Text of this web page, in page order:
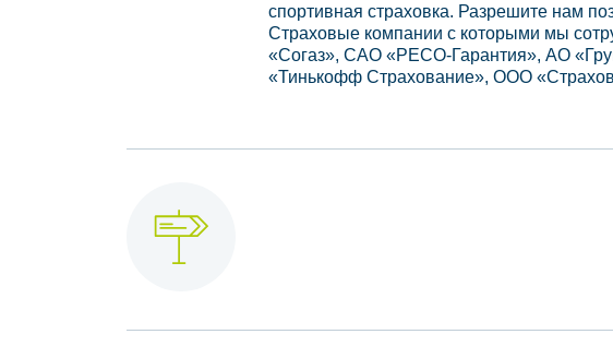
спортивная страховка. Разрешите нам
Страховые компании с которыми мы
«Согаз», САО «РЕСО-Гарантия», АО
«Тинькофф Страхование», ООО